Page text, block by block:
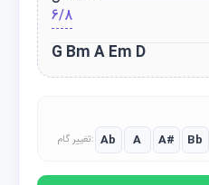
6/8
G Bm A Em D
تغییر گام: Ab A A# Bb